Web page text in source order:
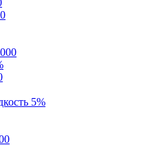
5%